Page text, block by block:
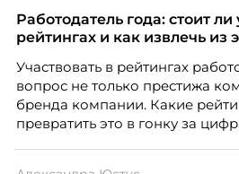
Работодатель года: стоит ли
рейтингах и как извлечь из
Участвовать в рейтингах
вопрос не только престижа
бренда компании. Какие
превратить это в гонку за